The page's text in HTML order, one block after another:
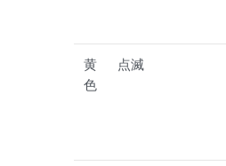
黄
色
点滅